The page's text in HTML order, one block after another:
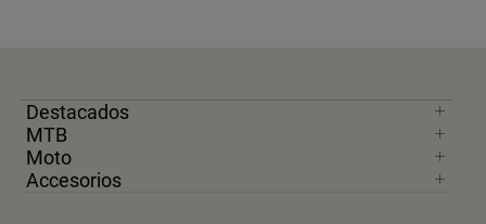
Destacados
MTB
Moto
Accesorios